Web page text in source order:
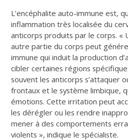
L’encéphalite auto-immune est,
inflammation très localisée du
anticorps produits par le corps. «
autre partie du corps peut
immune qui induit la production
cibler certaines régions
souvent les anticorps s’attaquer
frontaux et le système limbique,
émotions. Cette irritation peut
les dérégler ou les rendre
mener à des comportements
violents », indique le spécialiste.